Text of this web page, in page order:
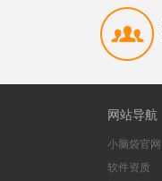
网站导航
小脑袋官网
软件资质